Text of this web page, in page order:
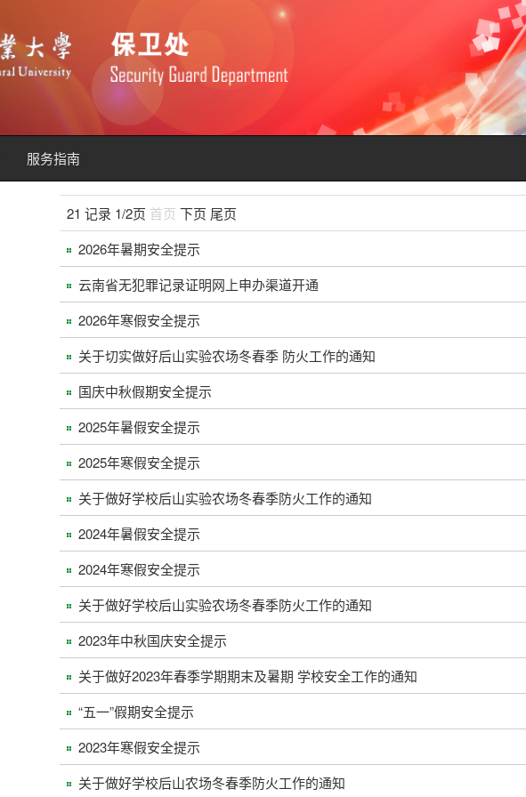
服务指南
21 记录 1/2页 首页 下页 尾页
2026年暑期安全提示
云南省无犯罪记录证明网上申办渠道开通
2026年寒假安全提示
关于切实做好后山实验农场冬春季 防火工作的通知
国庆中秋假期安全提示
2025年暑假安全提示
2025年寒假安全提示
关于做好学校后山实验农场冬春季防火工作的通知
2024年暑假安全提示
2024年寒假安全提示
关于做好学校后山实验农场冬春季防火工作的通知
2023年中秋国庆安全提示
关于做好2023年春季学期期末及暑期 学校安全工作的通知
“五一”假期安全提示
2023年寒假安全提示
关于做好学校后山农场冬春季防火工作的通知